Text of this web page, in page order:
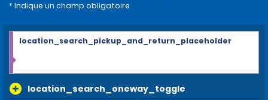
* Indique un champ obligatoire
location_search_oneway_toggle
location_search_pickup_and_return_placeholder